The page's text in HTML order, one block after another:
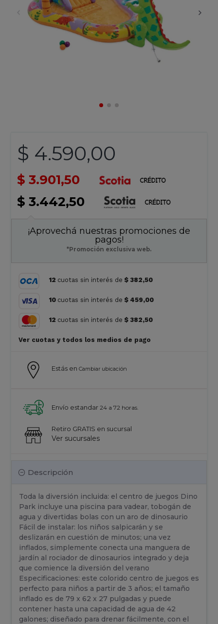
$ 4.590,00
$ 3.901,50
$ 3.442,50
Descripción
Toda la diversión incluida: el centro de juegos Dino
Park incluye una piscina para vadear, tobogán de
agua y divertidas bolas con un aro de dinosaurio
Fácil de instalar: los niños salpicarán y se
deslizarán en cuestión de minutos; una vez
inflados, simplemente conecta una manguera de
jardín al rociador de dinosaurios integrado y deja
que comience la diversión del verano
Especificaciones: este colorido centro de juegos es
perfecto para niños a partir de 3 años; el tamaño
inflado es de 79 x 62 x 27 pulgadas y puede
contener hasta una capacidad de agua de 42
galones; diseñado para drenar fácilmente, con el
Estás en Cambiar ubicación
Envío estandar 24 a 72 horas.
Retiro GRATIS en sucursal
Ver sucursales
¡Aprovechá nuestras promociones de
pagos!
*Promoción exclusiva web.
12 cuotas sin interés de $ 382,50
10 cuotas sin interés de $ 459,00
12 cuotas sin interés de $ 382,50
Ver cuotas y todos los medios de pago